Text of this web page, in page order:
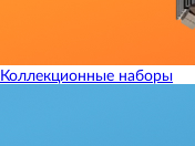
Коллекционные наборы